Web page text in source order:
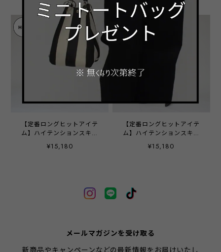
【定番ロングヒットアイテ
ム】ハイテンションスキニ
ーパンツ - LEJ-1319 モカ -
¥15,180
【定番ロングヒットアイテ
ム】ハイテンションスキニ
ーパンツ - LEJ-1319 ブラッ
ク -
¥15,180
メールマガジンを受け取る